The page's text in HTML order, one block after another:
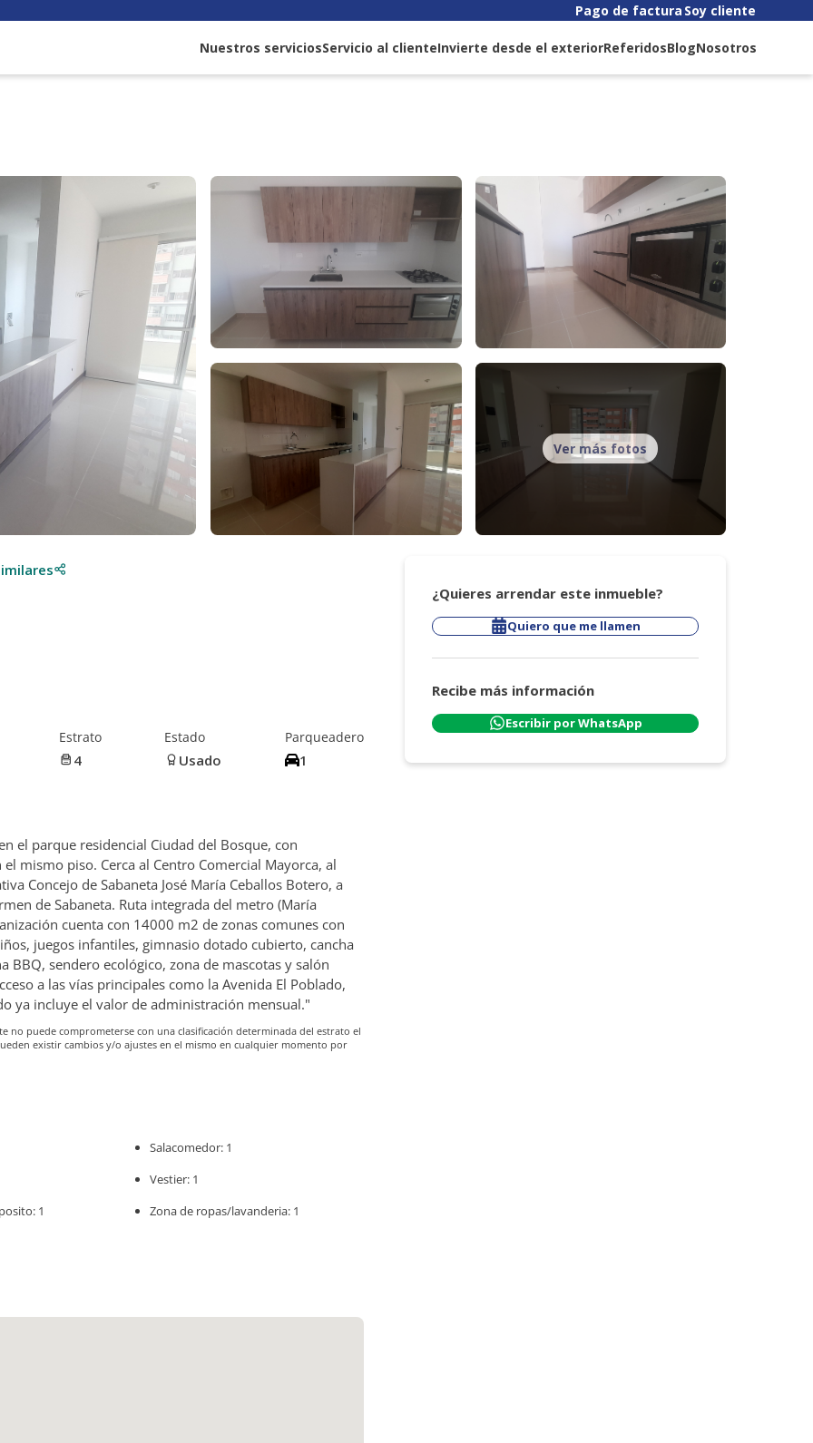
Pago de factura Soy cliente
Nuestros serviciosServicio al clienteInvierte desde el exteriorReferidosBlogNosotros
Ver más fotos
Estrato
4
Estado
Usado
Parqueadero
1
el parque residencial Ciudad del Bosque, con
mismo piso. Cerca al Centro Comercial Mayorca, al
Concejo de Sabaneta José María Ceballos Botero, a
de Sabaneta. Ruta integrada del metro (María
cuenta con 14000 m2 de zonas comunes con
juegos infantiles, gimnasio dotado cubierto, cancha
sendero ecológico, zona de mascotas y salón
a las vías principales como la Avenida El Poblado,
ya incluye el valor de administración mensual."
no puede comprometerse con una clasificación determinada del estrato el
existir cambios y/o ajustes en el mismo en cualquier momento por
1
Salacomedor: 1
Vestier: 1
Zona de ropas/lavanderia: 1
¿Quieres arrendar este inmueble?
Quiero que me llamen
Recibe más información
Escribir por WhatsApp